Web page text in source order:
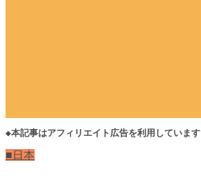
◆本記事はアフィリエイト広告を利用しています
■日本